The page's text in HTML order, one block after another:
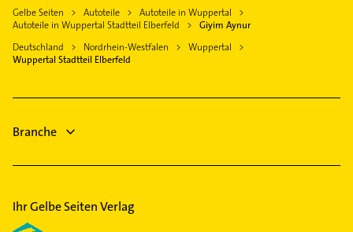
Schwelm
Wermelskirchen
Heiligenhaus
Krankengymnastik
Gartenbau & Landschaftsbau
Ärztehaus
Schreiner
Bestatter
Ärztehaus
Gelbe Seiten Autoteile
Autoteile in Wuppertal
Autoteile in Wuppertal Stadtteil Elberfeld
Giyim Aynur
Deutschland
Nordrhein-Westfalen
Wuppertal
Wuppertal Stadtteil Elberfeld
Branche
Ihr Gelbe Seiten Verlag